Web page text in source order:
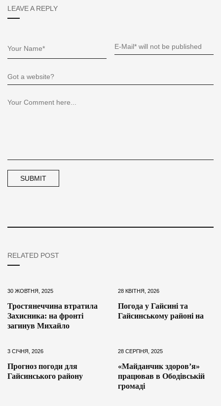
LEAVE A REPLY
RELATED POST
30 ЖОВТНЯ, 2025
Тростянеччина втратила
Захисника: на фронті
загинув Михайло
28 КВІТНЯ, 2026
Погода у Гайсині та
Гайсинському районі на
3 СІЧНЯ, 2026
Прогноз погоди для
Гайсинського району
28 СЕРПНЯ, 2025
«Майданчик здоров’я»
працював в Ободівській
громаді